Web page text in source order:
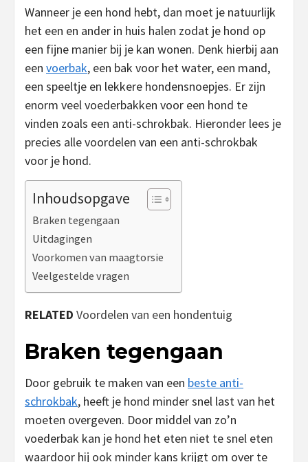
Wanneer je een hond hebt, dan moet je natuurlijk
het een en ander in huis halen zodat je hond op
een fijne manier bij je kan wonen. Denk hierbij aan
een voerbak, een bak voor het water, een mand,
een speeltje en lekkere hondensnoepjes. Er zijn
enorm veel voederbakken voor een hond te
vinden zoals een anti-schrokbak. Hieronder lees je
precies alle voordelen van een anti-schrokbak
voor je hond.
Inhoudsopgave
Braken tegengaan
Uitdagingen
Voorkomen van maagtorsie
Veelgestelde vragen
RELATED Voordelen van een hondentuig
Braken tegengaan
Door gebruik te maken van een beste anti-
schrokbak, heeft je hond minder snel last van het
moeten overgeven. Door middel van zo’n
voederbak kan je hond het eten niet te snel eten
waardoor hij ook minder kans krijgt om over te